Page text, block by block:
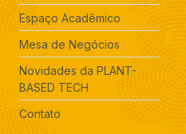
Espaço Acadêmico
Mesa de Negócios
Novidades da PLANT-
BASED TECH
Contato